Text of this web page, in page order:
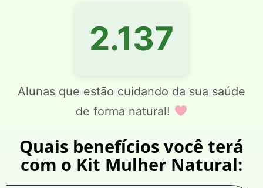
2.137
Alunas que estão cuidando da sua saúde
de forma natural!
Quais benefícios você terá
com o Kit Mulher Natural: